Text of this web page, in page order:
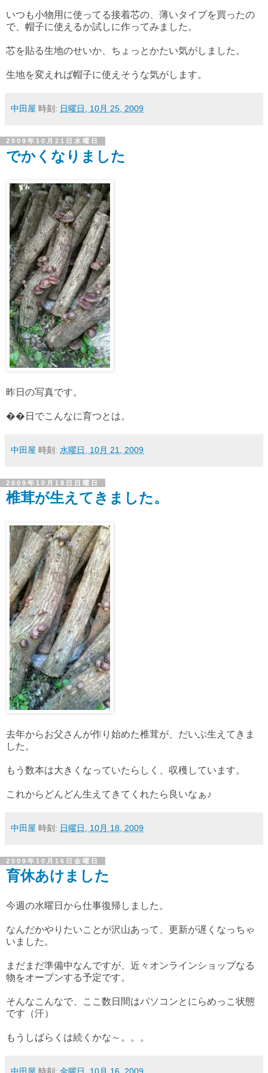
いつも小物用に使ってる接着芯の、薄いタイプを買ったの
で、帽子に使えるか試しに作ってみました。
芯を貼る生地のせいか、ちょっとかたい気がしました。
生地を変えれば帽子に使えそうな気がします。
中田屋 時刻: 日曜日, 10月 25, 2009
2009年10月21日水曜日
でかくなりました
昨日の写真です。
��日でこんなに育つとは。
中田屋 時刻: 水曜日, 10月 21, 2009
2009年10月18日日曜日
椎茸が生えてきました。
去年からお父さんが作り始めた椎茸が、だいぶ生えてきま
した。
もう数本は大きくなっていたらしく、収穫しています。
これからどんどん生えてきてくれたら良いなぁ♪
中田屋 時刻: 日曜日, 10月 18, 2009
2009年10月16日金曜日
育休あけました
今週の水曜日から仕事復帰しました。
なんだかやりたいことが沢山あって、更新が遅くなっちゃ
いました。
まだまだ準備中なんですが、近々オンラインショップなる
物をオープンする予定です。
そんなこんなで、ここ数日間はパソコンとにらめっこ状態
です（汗）
もうしばらくは続くかな～。。。
中田屋 時刻: 金曜日, 10月 16, 2009